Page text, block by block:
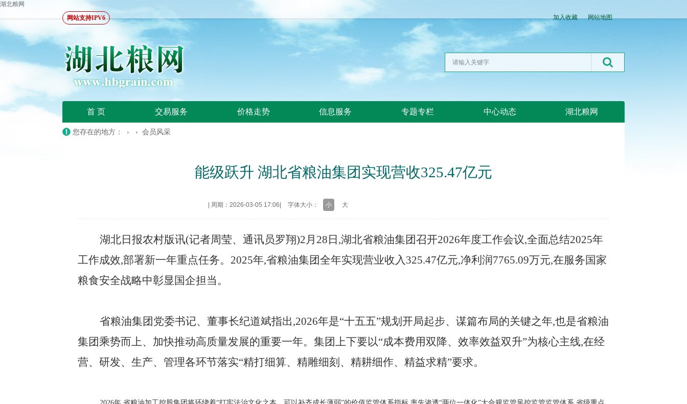
湖北粮网
网站支持IPV6
加入收藏 网站地图
首 页 交易服务 价格走势 信息服务 专题专栏 中心动态 湖北粮网
您存在的地方： › › 会员风采
能级跃升 湖北省粮油集团实现营收325.47亿元
周期：2026-03-05 17:06 字体大小： 小 大
湖北日报农村版讯(记者周莹、通讯员罗翔)2月28日,湖北省粮油集团召开2026年度工作会议,全面总结2025年
工作成效,部署新一年重点任务。2025年,省粮油集团全年实现营业收入325.47亿元,净利润7765.09万元,在服务国家
粮食安全战略中彰显国企担当。
省粮油集团党委书记、董事长纪道斌指出,2026年是“十五五”规划开局起步、谋篇布局的关键之年,也是省粮油
集团乘势而上、加快推动高质量发展的重要一年。集团上下要以“成本费用双降、效率效益双升”为核心主线,在经
营、研发、生产、管理各环节落实“精打细算、精雕细刻、精耕细作、精益求精”要求。